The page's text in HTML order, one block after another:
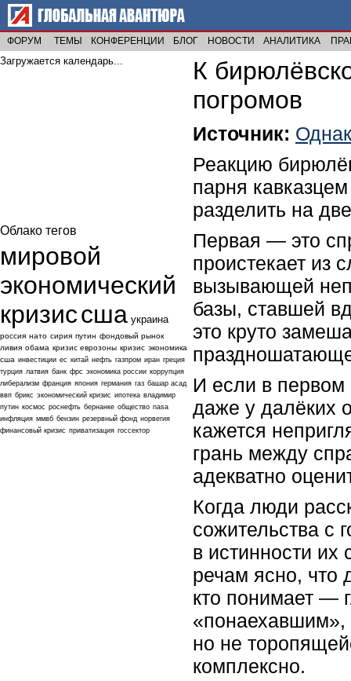
ФОРУМ ТЕМЫ КОНФЕРЕНЦИИ БЛОГ НОВОСТИ АНАЛИТИКА
К
погромов
Источник:
Реакцию
парня
разделить на
Первая — это
проистекает из
вызывающей
базы, ставшей
это круто
И если в первом
даже у далёких
кажется
грань между
адекватно
Когда люди
сожительства с
в истинности их
речам ясно, что
кто понимает —
«понаехавшим»,
но не
комплексно.
Загружается календарь...
Облако тегов
мировой
экономический
кризиссша украина
россия нато сирия путин фондовый рынок
ливия обама кризис еврозоны кризис экономика
сша инвестиции ес китай нефть газпром иран греция
турция латвия банк фрс экономика россии коррупция
либерализм франция япония германия газ башар асад
ввп брикс экономический кризис ипотека владимир
путин космос роснефть бернанке общество nasa
инфляция ммвб бензин резервный фонд норвегия
финансовый кризис приватизация госсектор